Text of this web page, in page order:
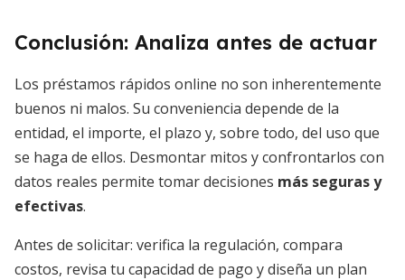
Conclusión: Analiza antes de actuar
Los préstamos rápidos online no son inherentemente
buenos ni malos. Su conveniencia depende de la
entidad, el importe, el plazo y, sobre todo, del uso que
se haga de ellos. Desmontar mitos y confrontarlos con
datos reales permite tomar decisiones más seguras y
efectivas.
Antes de solicitar: verifica la regulación, compara
costos, revisa tu capacidad de pago y diseña un plan